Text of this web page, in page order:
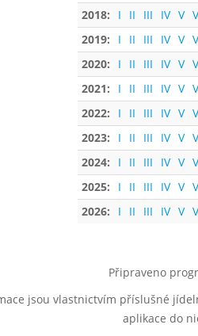
2018:
I II III IV V
2019:
I II III IV V
2020:
I II III IV V
2021:
I II III IV V
2022:
I II III IV V
2023:
I II III IV V
2024:
I II III IV V
2025:
I II III IV V
2026:
I II III IV V
Připraveno
jsou vlastnictvím příslušné
aplikace do